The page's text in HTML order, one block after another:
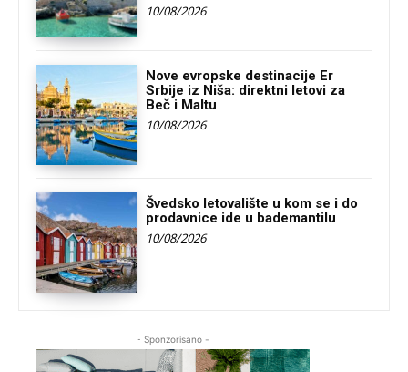
10/08/2026
Nove evropske destinacije Er
Srbije iz Niša: direktni letovi za
Beč i Maltu
10/08/2026
Švedsko letovalište u kom se i do
prodavnice ide u bademantilu
10/08/2026
- Sponzorisano -